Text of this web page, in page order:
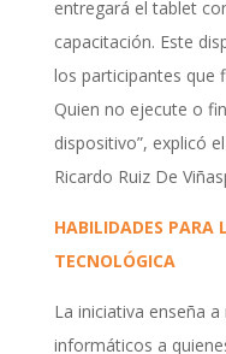
entregará el tablet
capacitación. Este
los participantes que
Quien no ejecute o
dispositivo”, explicó
Ricardo Ruiz De
HABILIDADES PARA
TECNOLÓGICA
La iniciativa enseña
informáticos a